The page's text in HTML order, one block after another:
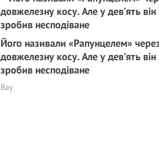
Його називали «Рапунцелем»
довжелезну косу. Але у дев’ять він
зробив несподіване
Вау